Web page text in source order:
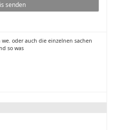
senden
oder auch die einzelnen sachen
so was